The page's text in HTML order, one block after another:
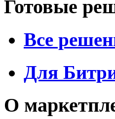
Готовые
Все
Для
О